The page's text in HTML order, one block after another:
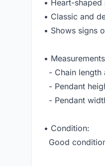
• Heart-shaped
• Classic and
• Shows signs
•
- Chain
- Pendant
- Pendant
• Condition:
Good